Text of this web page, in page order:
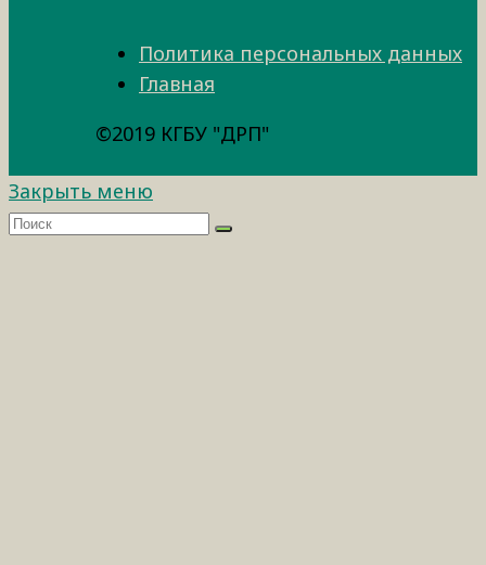
Политика персональных данных
Главная
©2019 КГБУ "ДРП"
Закрыть меню